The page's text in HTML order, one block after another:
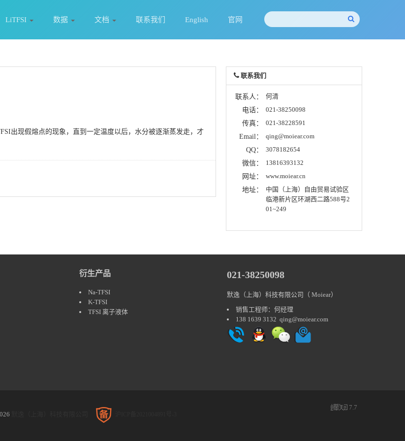
LiTFSI 数据 文档 联系我们 English 官网
出现假熔点的现象，直到一定温度以后，水分被逐渐蒸发走，才
联系我们
联系人：
何清
电话：
021-38250098
传真：
021-38228591
Email：
qing@moiear.com
QQ：
3078182654
微信：
13816393132
网址：
www.moiear.cn
地址：
中国（上海）自由贸易试验区
临港新片区环湖西二路588号2
01~249
衍生产品
Na-TFSI
K-TFSI
TFSI 离子液体
021-38250098
默逸（上海）科技有限公司（ Moiear）
销售工程师：何经理
138 1639 3132 qing@moiear.com
7.7